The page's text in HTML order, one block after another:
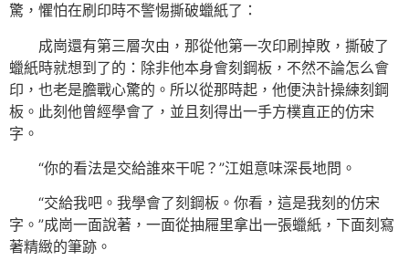
驚，懼怕在刷印時不警惕撕破蠟紙了：
成崗還有第三層次由，那從他第一次印刷掉敗，撕破了
蠟紙時就想到了的：除非他本身會刻鋼板，不然不論怎么會
印，也老是膽戰心驚的。所以從那時起，他便決計操練刻鋼
板。此刻他曾經學會了，並且刻得出一手方樸直正的仿宋
字。
“你的看法是交給誰來干呢？”江姐意味深長地問。
“交給我吧。我學會了刻鋼板。你看，這是我刻的仿宋
字。”成崗一面說著，一面從抽屜里拿出一張蠟紙，下面刻寫
著精緻的筆跡。